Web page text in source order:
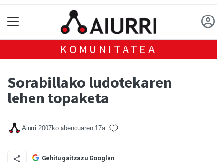
KOMUNITATEA
Sorabillako ludotekaren
lehen topaketa
Aiurri 2007ko abenduaren 17a
Gehitu gaitzazu Googlen